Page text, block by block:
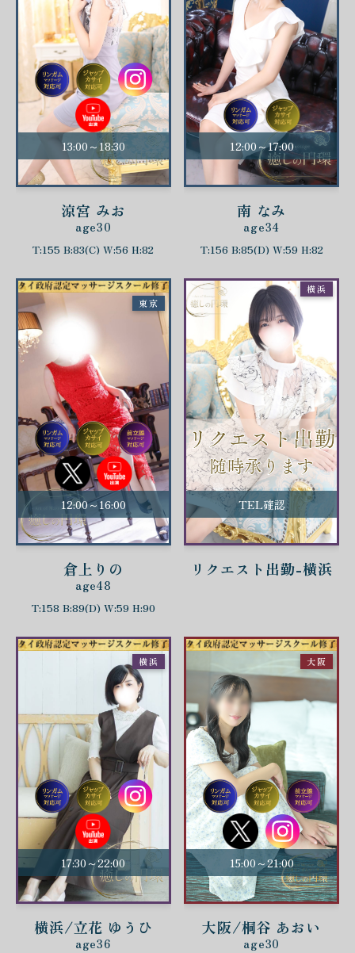
13:00～18:30
涼宮 みお
age30
T:155 B:83(C) W:56 H:82
12:00～17:00
南 なみ
age34
T:156 B:85(D) W:59 H:82
12:00～16:00
倉上りの
age48
T:158 B:89(D) W:59 H:90
東京
TEL確認
リクエスト出勤-横浜
横浜
17:30～22:00
横浜/立花 ゆうひ
age36
横浜
15:00～21:00
大阪/桐谷 あおい
age30
大阪